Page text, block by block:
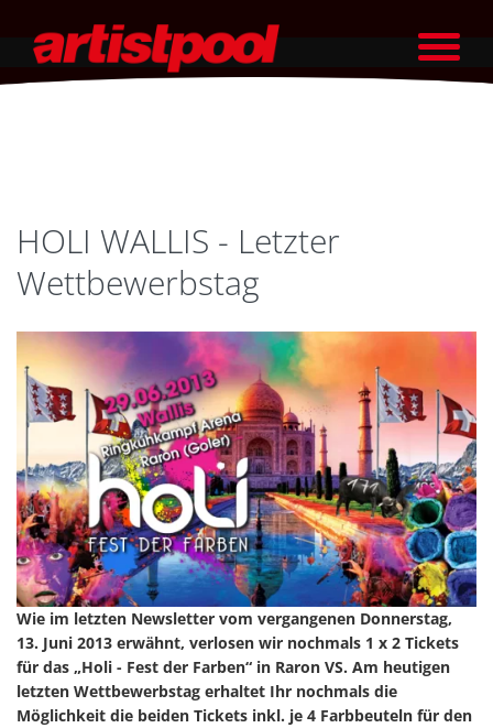
HOLI WALLIS - Letzter
Wettbewerbstag
Wie im letzten Newsletter vom vergangenen Donnerstag,
13. Juni 2013 erwähnt, verlosen wir nochmals 1 x 2 Tickets
für das „Holi - Fest der Farben“ in Raron VS. Am heutigen
letzten Wettbewerbstag erhaltet Ihr nochmals die
Möglichkeit die beiden Tickets inkl. je 4 Farbbeuteln für den